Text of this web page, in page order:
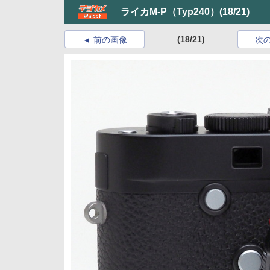
ライカM-P（Typ240） (18/21)
前の画像 (18/21) 次